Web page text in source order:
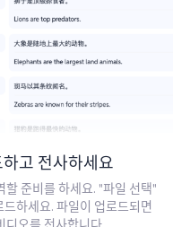
고 전사하세요
준비를 하세요. "파일 선택"
하세요. 파일이 업로드되면